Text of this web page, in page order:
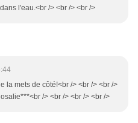
l'eau.<br /> <br /> <br />
la mets de côté!<br /> <br /> <br />
/> <br /> <br /> <br />